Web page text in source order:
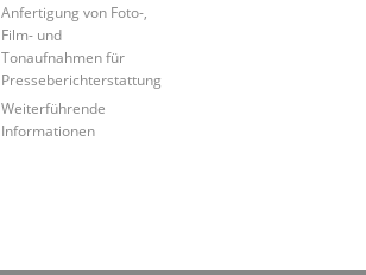
Anfertigung von Foto-,
Film- und
Tonaufnahmen für
Presseberichterstattung
Weiterführende
Informationen